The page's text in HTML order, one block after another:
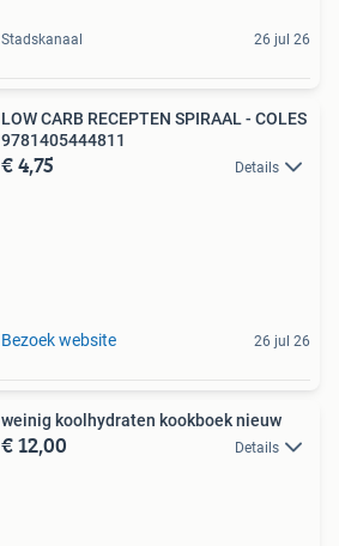
Stadskanaal 26 jul 26
LOW CARB RECEPTEN SPIRAAL - COLES
9781405444811
€ 4,75 Details
Bezoek website 26 jul 26
weinig koolhydraten kookboek nieuw
€ 12,00 Details